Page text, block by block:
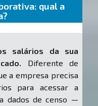
qual a
salários da sua
Diferente de
a empresa precisa
para acessar a
dados de censo —